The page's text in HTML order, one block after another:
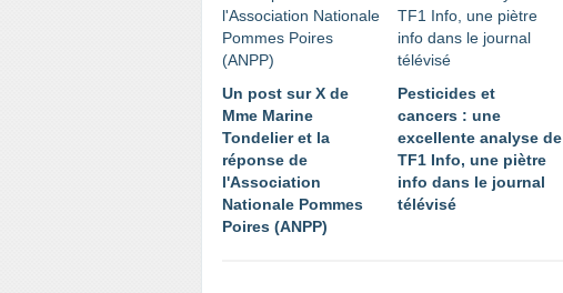
Un post sur X de
Mme Marine
Tondelier et la
réponse de
l'Association
Nationale Pommes
Poires (ANPP)
Pesticides et
cancers : une
excellente analyse de
TF1 Info, une piètre
info dans le journal
télévisé